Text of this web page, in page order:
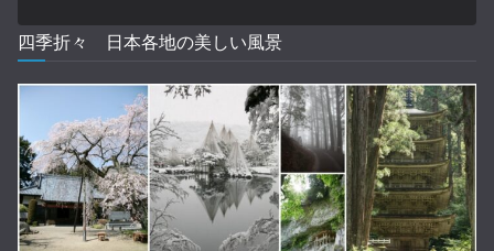
四季折々 日本各地の美しい風景